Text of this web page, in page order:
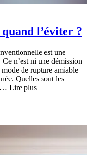
l’éviter ?
est une
n’est ni une démission
de rupture amiable
Quelles sont les
… Lire plus